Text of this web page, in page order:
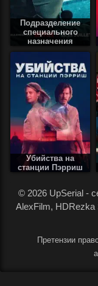
Подразделение
специального
назначения
Убийства на
станции Пэрриш
© 2026 UpSerial -
AlexFilm, HDRezka
Претензии